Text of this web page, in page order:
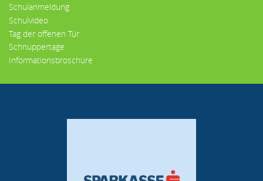
Schulanmeldung
Schulvideo
Tag der offenen Tür
Schnuppertage
Informationsbroschüre